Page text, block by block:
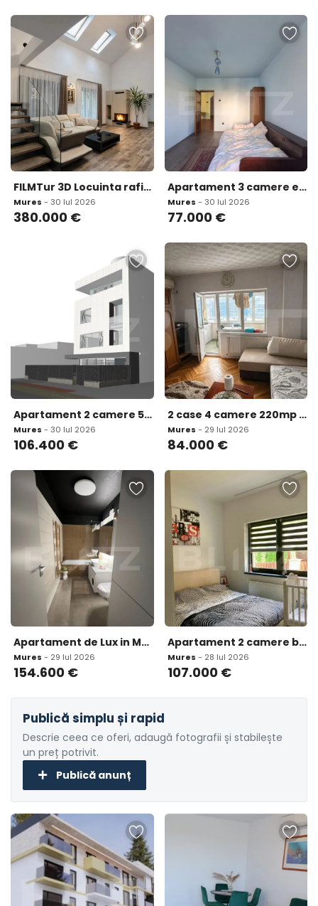
FILMTur 3D Locuinta rafinata arhitectura cu personalitate a
Mures - 30 Iul 2026
380.000 €
Apartament 3 camere etaj 1 - Iernut
Mures - 30 Iul 2026
77.000 €
Apartament 2 camere 56 mp zona Mureseni
Mures - 30 Iul 2026
106.400 €
2 case 4 camere 220mp Suseni
Mures - 29 Iul 2026
84.000 €
Apartament de Lux in Maurer Residence
Mures - 29 Iul 2026
154.600 €
Apartament 2 camere bloc nou zona iesire Unirii loc parca
Mures - 28 Iul 2026
107.000 €
Publică simplu și rapid
Descrie ceea ce oferi, adaugă fotografii și stabilește
un preț potrivit.
Publică anunț